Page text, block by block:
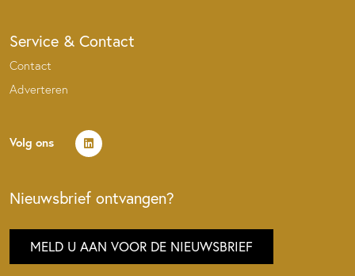
Service & Contact
Contact
Adverteren
Volg ons
Nieuwsbrief ontvangen?
MELD U AAN VOOR DE NIEUWSBRIEF